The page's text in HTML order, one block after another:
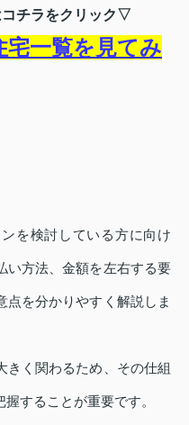
チラをクリック▽
宅一覧を見てみ
を検討している方に向け
い方法、金額を左右する要
点を分かりやすく解説しま
きく関わるため、その仕組
することが重要です。